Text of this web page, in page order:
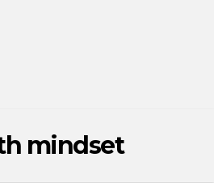
mindset